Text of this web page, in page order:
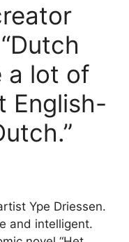
a lot of
English-
Ype Driessen.
and intelligent.